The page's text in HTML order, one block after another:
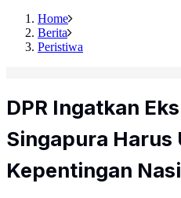
Home
Berita
Peristiwa
DPR Ingatkan
Singapura Harus
Kepentingan